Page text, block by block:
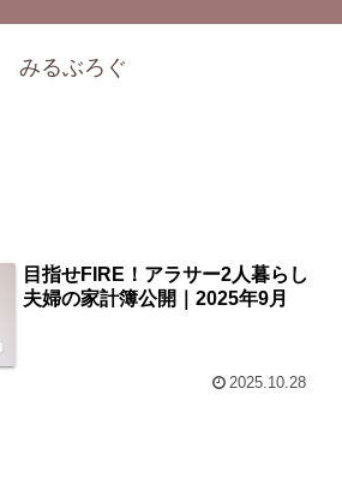
みるぶろぐ
目指せFIRE！アラサー2人暮らし
夫婦の家計簿公開｜2025年9月
2025.10.28